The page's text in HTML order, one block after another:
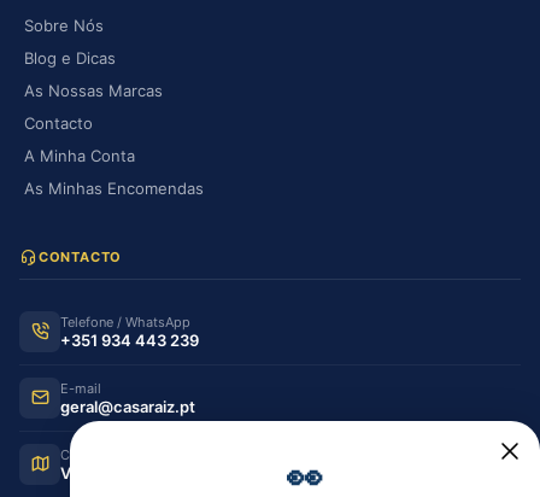
Sobre Nós
Blog e Dicas
As Nossas Marcas
Contacto
A Minha Conta
As Minhas Encomendas
CONTACTO
Telefone / WhatsApp
+351 934 443 239
E-mail
geral@casaraiz.pt
Como chegar
Ver no Google Maps 👀